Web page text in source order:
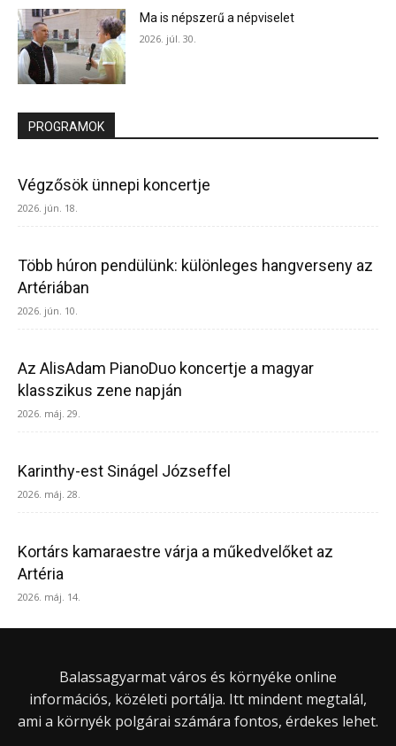
Ma is népszerű a népviselet
2026. júl. 30.
PROGRAMOK
Végzősök ünnepi koncertje
2026. jún. 18.
Több húron pendülünk: különleges hangverseny az
Artériában
2026. jún. 10.
Az AlisAdam PianoDuo koncertje a magyar
klasszikus zene napján
2026. máj. 29.
Karinthy-est Sinágel Józseffel
2026. máj. 28.
Kortárs kamaraestre várja a műkedvelőket az
Artéria
2026. máj. 14.
Balassagyarmat város és környéke online
információs, közéleti portálja. Itt mindent megtalál,
ami a környék polgárai számára fontos, érdekes lehet.